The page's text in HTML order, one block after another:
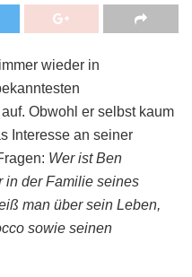
wieder in
Obwohl er selbst kaum
Interesse an seiner
Wer ist Ben
in der Familie seines
man über sein Leben,
sowie seinen